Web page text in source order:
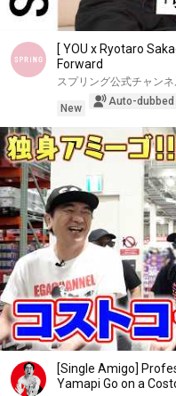
[ YOU x Ryotaro
Forward
スプリング公式チャン
New
Auto-dubbed
[Single Amigo]
Yamapi Go on a